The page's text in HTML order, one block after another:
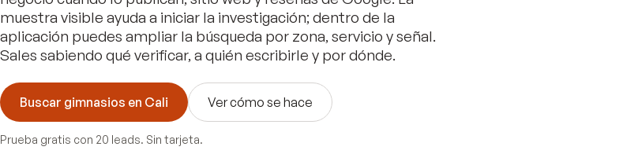
muestra visible ayuda a iniciar la investigación; dentro de la
aplicación puedes ampliar la búsqueda por zona, servicio y señal.
Sales sabiendo qué verificar, a quién escribirle y por dónde.
Buscar gimnasios en Cali Ver cómo se hace
Prueba gratis con 20 leads. Sin tarjeta.